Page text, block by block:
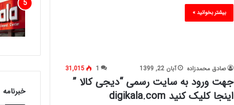
بیشتر بخوانید »
صادق محمدزاده آبان 22, 1399 1
31,015
جهت ورود به سایت رسمی “دیجی کالا ”
اینجا کلیک کنید digikala.com
خبرنامه